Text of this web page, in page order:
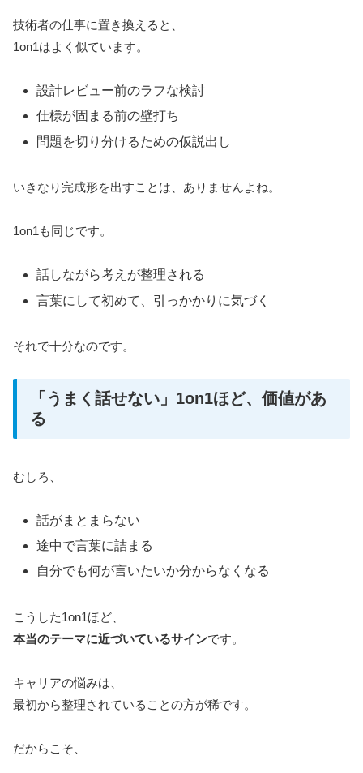
技術者の仕事に置き換えると、
1on1はよく似ています。
設計レビュー前のラフな検討
仕様が固まる前の壁打ち
問題を切り分けるための仮説出し
いきなり完成形を出すことは、ありませんよね。
1on1も同じです。
話しながら考えが整理される
言葉にして初めて、引っかかりに気づく
それで十分なのです。
「うまく話せない」1on1ほど、価値があ
る
むしろ、
話がまとまらない
途中で言葉に詰まる
自分でも何が言いたいか分からなくなる
こうした1on1ほど、
本当のテーマに近づいているサインです。
キャリアの悩みは、
最初から整理されていることの方が稀です。
だからこそ、